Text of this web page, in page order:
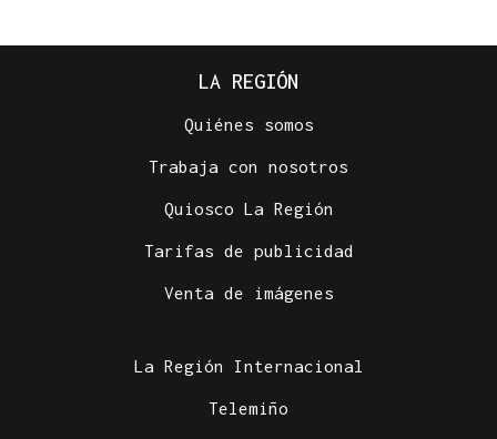
LA REGIÓN
Quiénes somos
Trabaja con nosotros
Quiosco La Región
Tarifas de publicidad
Venta de imágenes
La Región Internacional
Telemiño